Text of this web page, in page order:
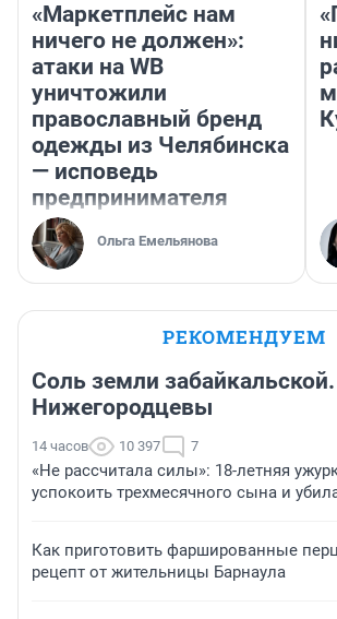
«Маркетплейс нам
ничего не должен»:
атаки на WB
уничтожили
православный бренд
одежды из Челябинска
— исповедь
предпринимателя
Ольга Емельянова
РЕКОМЕНДУЕМ
Соль земли забайкальской.
Нижегородцевы
14 часов 10 397 7
«Не рассчитала силы»: 18-летняя
успокоить трехмесячного сына и
Как приготовить фаршированные
рецепт от жительницы Барнаула